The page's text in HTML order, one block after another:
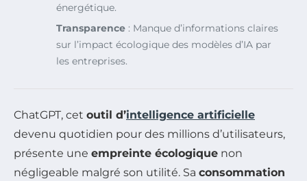
énergétique.
Transparence : Manque d’informations claires
sur l’impact écologique des modèles d’IA par
les entreprises.
ChatGPT, cet outil d’intelligence artificielle
devenu quotidien pour des millions d’utilisateurs,
présente une empreinte écologique non
négligeable malgré son utilité. Sa consommation